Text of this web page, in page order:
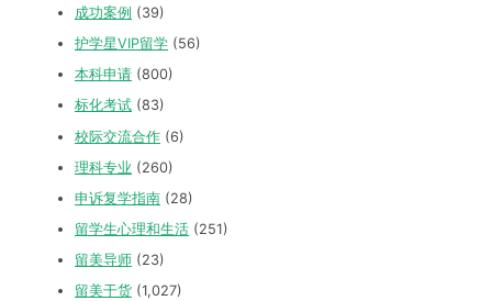
成功案例 (39)
护学星VIP留学 (56)
本科申请 (800)
标化考试 (83)
校际交流合作 (6)
理科专业 (260)
申诉复学指南 (28)
留学生心理和生活 (251)
留美导师 (23)
留美干货 (1,027)